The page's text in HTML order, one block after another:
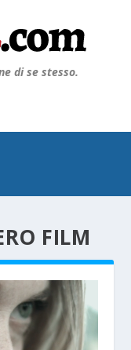
di se stesso.
FILM